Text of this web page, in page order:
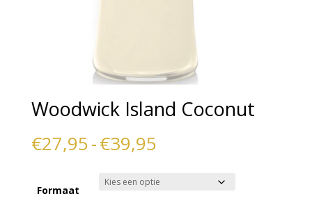
Woodwick Island Coconut
€27,95-€39,95Prijsklasse:
tot
Formaat